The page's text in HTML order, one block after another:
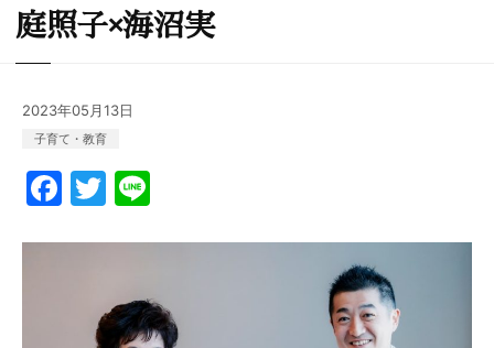
庭照子×海沼実
2023年05月13日
子育て・教育
F
a
c
T
w
itt
er
e